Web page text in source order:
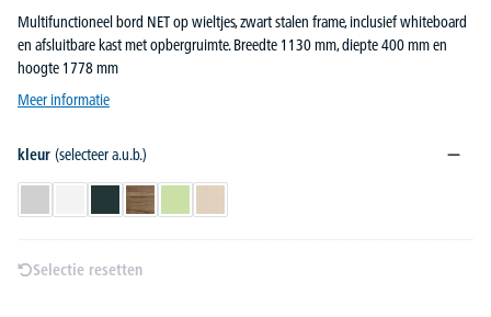
Multifunctioneel bord NET op wieltjes, zwart stalen frame, inclusief whiteboard
en afsluitbare kast met opbergruimte. Breedte 1130 mm, diepte 400 mm en
hoogte 1778 mm
Meer informatie
kleur (selecteer a.u.b.)
antracieteik Rock
Selectie resetten